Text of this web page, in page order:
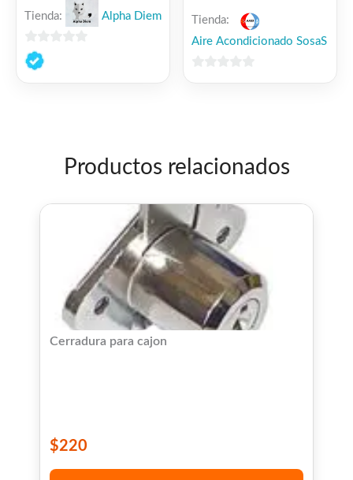
Tienda: Alpha Diem
0
de
Tienda:
Aire Acondicionado SosaS
Productos relacionados
Cerradura para cajon
$220